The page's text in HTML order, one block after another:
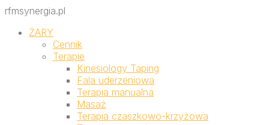
rfmsynergia.pl
ŻARY
Cennik
Terapie
Kinesiology Taping
Fala uderzeniowa
Terapia manualna
Masaż
Terapia czaszkowo-krzyżowa